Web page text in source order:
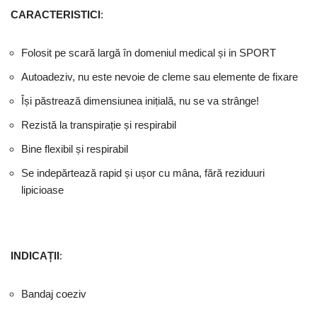
CARACTERISTICI:
Folosit pe scară largă în domeniul medical și in SPORT
Autoadeziv, nu este nevoie de cleme sau elemente de fixare
Își păstrează dimensiunea inițială, nu se va strânge!
Rezistă la transpirație și respirabil
Bine flexibil și respirabil
Se indepărtează rapid și ușor cu mâna, fără reziduuri
lipicioase
INDICAȚII:
Bandaj coeziv